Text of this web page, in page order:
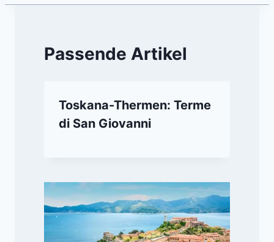
Passende Artikel
Toskana-Thermen: Terme
di San Giovanni